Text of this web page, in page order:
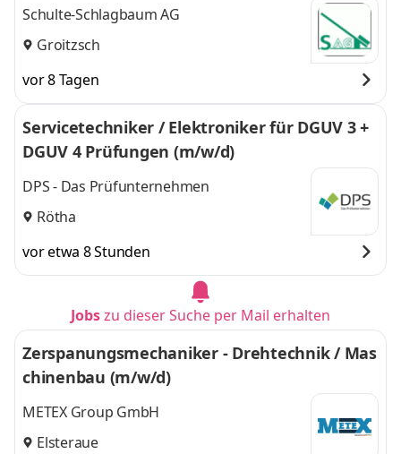
Schulte-Schlagbaum AG
Groitzsch
vor 8 Tagen
Servicetechniker / Elektroniker für DGUV 3 +
DGUV 4 Prüfungen (m/w/d)
DPS - Das Prüfunternehmen
Rötha
vor etwa 8 Stunden
Jobszu dieser Suche per Mail erhalten
Zerspanungsmechaniker - Drehtechnik / Mas
chinenbau (m/w/d)
METEX Group GmbH
Elsteraue